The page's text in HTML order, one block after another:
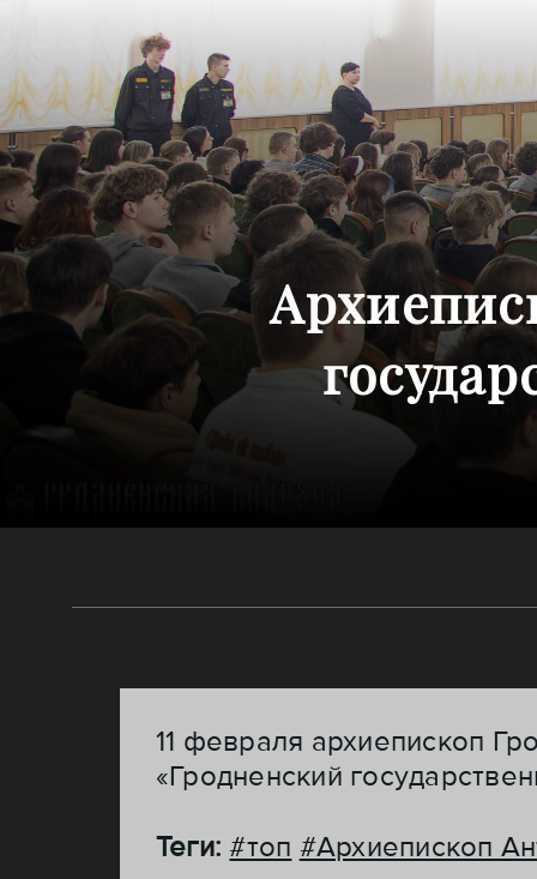
11 февраля архиепископ
«Гродненский
Теги:#топ #Архиепископ